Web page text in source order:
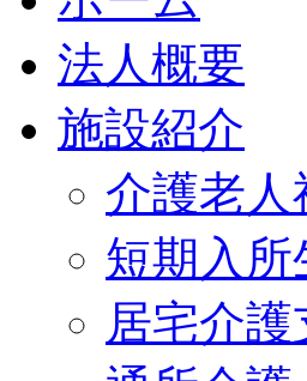
法人概要
施設紹介
介護老人
短期入所
居宅介護